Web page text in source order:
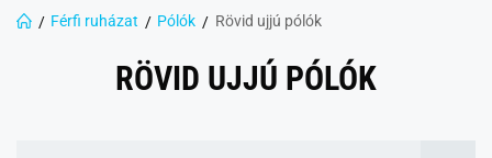
Férfi ruházat Pólók Rövid ujjú pólók
RÖVID UJJÚ PÓLÓK